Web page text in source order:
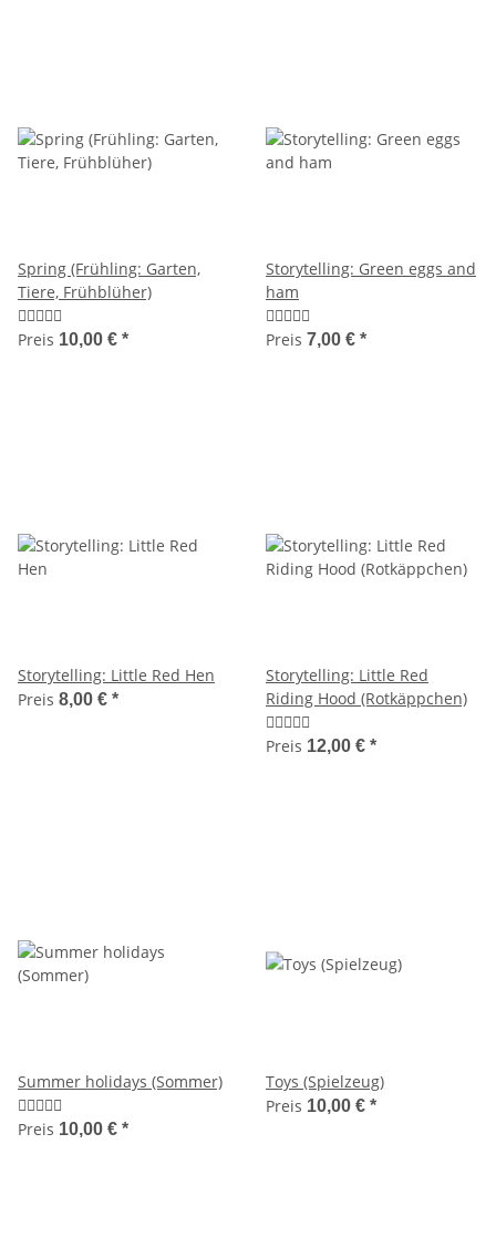
Spring (Frühling: Garten,
Tiere, Frühblüher)
Preis 10,00 € *
Storytelling: Green eggs and
ham
Preis 7,00 € *
Storytelling: Little Red Hen
Preis 8,00 € *
Storytelling: Little Red
Riding Hood (Rotkäppchen)
Preis 12,00 € *
Summer holidays (Sommer)
Preis 10,00 € *
Toys (Spielzeug)
Preis 10,00 € *